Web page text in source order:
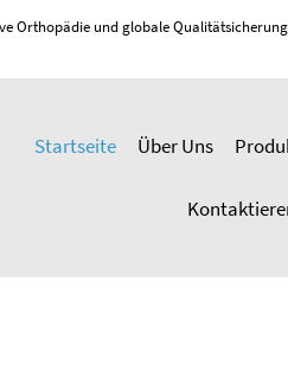
Orthopädie und globale
Startseite Über Uns